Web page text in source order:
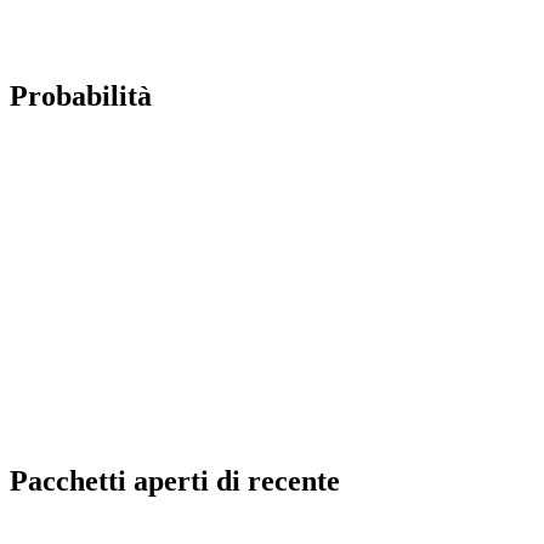
Probabilità
Pacchetti aperti di recente